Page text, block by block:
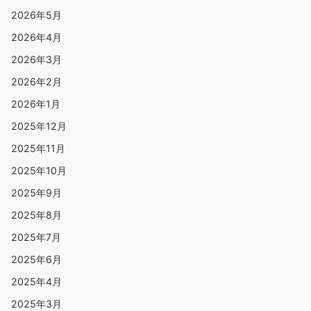
2026年5月
2026年4月
2026年3月
2026年2月
2026年1月
2025年12月
2025年11月
2025年10月
2025年9月
2025年8月
2025年7月
2025年6月
2025年4月
2025年3月